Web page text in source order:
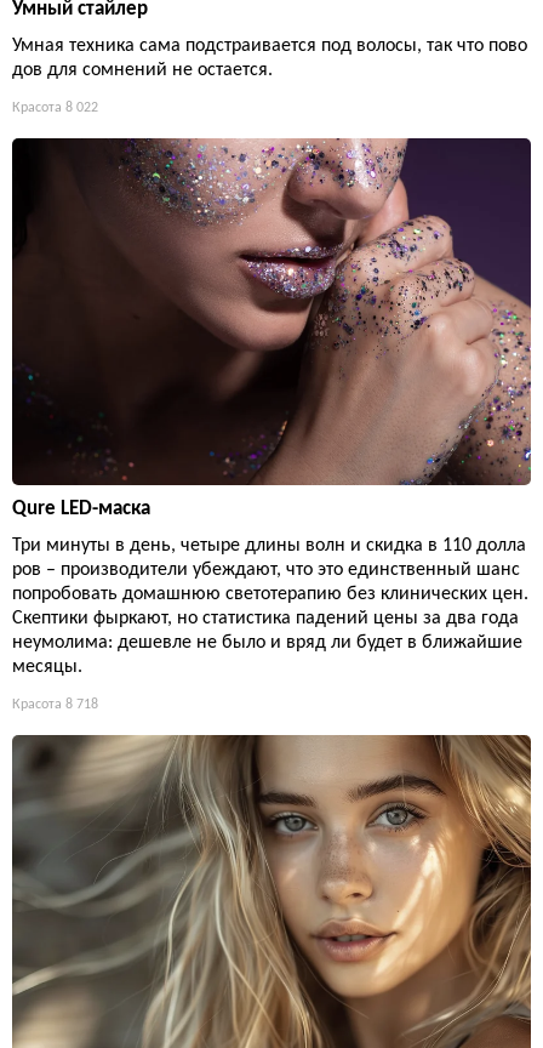
Умный стайлер
Умная техника сама подстраивается под волосы, так что пово
дов для сомнений не остается.
Красота 8 022
Qure LED-маска
Три минуты в день, четыре длины волн и скидка в 110 долла
ров – производители убеждают, что это единственный шанс
попробовать домашнюю светотерапию без клинических цен.
Скептики фыркают, но статистика падений цены за два года
неумолима: дешевле не было и вряд ли будет в ближайшие
месяцы.
Красота 8 718